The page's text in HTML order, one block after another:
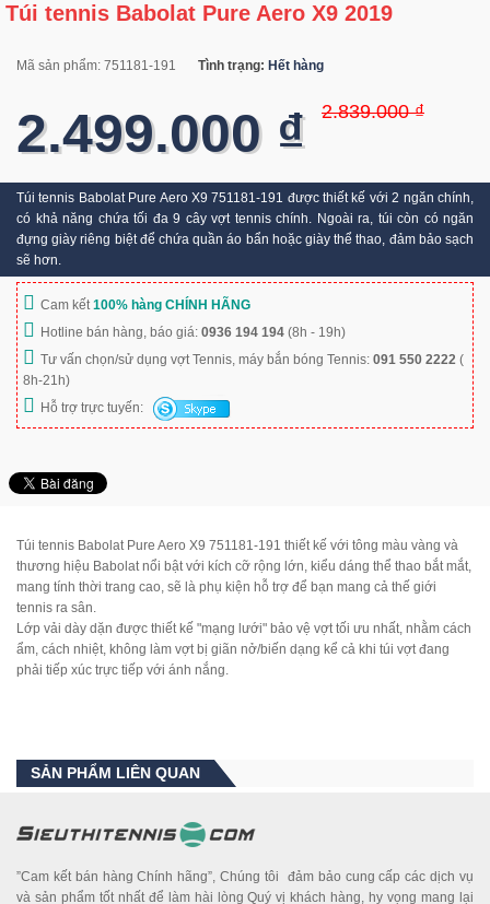
Túi tennis Babolat Pure Aero X9 2019
Mã sản phẩm: 751181-191 Tình trạng: Hết hàng
2.839.000 ₫
2.499.000 ₫
Túi tennis Babolat Pure Aero X9 751181-191 được thiết kế với 2 ngăn chính,
có khả năng chứa tối đa 9 cây vợt tennis chính. Ngoài ra, túi còn có ngăn
đựng giày riêng biệt để chứa quần áo bẩn hoặc giày thể thao, đảm bảo sạch
sẽ hơn.
Cam kết100% hàng CHÍNH HÃNG
Hotline bán hàng, báo giá: 0936 194 194 (8h - 19h)
Tư vấn chọn/sử dụng vợt Tennis, máy bắn bóng Tennis: 091 550 2222 (
8h-21h)
Hỗ trợ trực tuyến:
Túi tennis Babolat Pure Aero X9 751181-191 thiết kế với tông màu vàng và
thương hiệu Babolat nổi bật với kích cỡ rộng lớn, kiểu dáng thể thao bắt mắt,
mang tính thời trang cao, sẽ là phụ kiện hỗ trợ để bạn mang cả thế giới
tennis ra sân.
Lớp vải dày dặn được thiết kế "mạng lưới" bảo vệ vợt tối ưu nhất, nhằm cách
ẩm, cách nhiệt, không làm vợt bị giãn nở/biến dạng kể cả khi túi vợt đang
phải tiếp xúc trực tiếp với ánh nắng.
SẢN PHẨM LIÊN QUAN
”Cam kết bán hàng Chính hãng”, Chúng tôi đảm bảo cung cấp các dịch vụ
và sản phẩm tốt nhất để làm hài lòng Quý vị khách hàng, hy vọng mang lại